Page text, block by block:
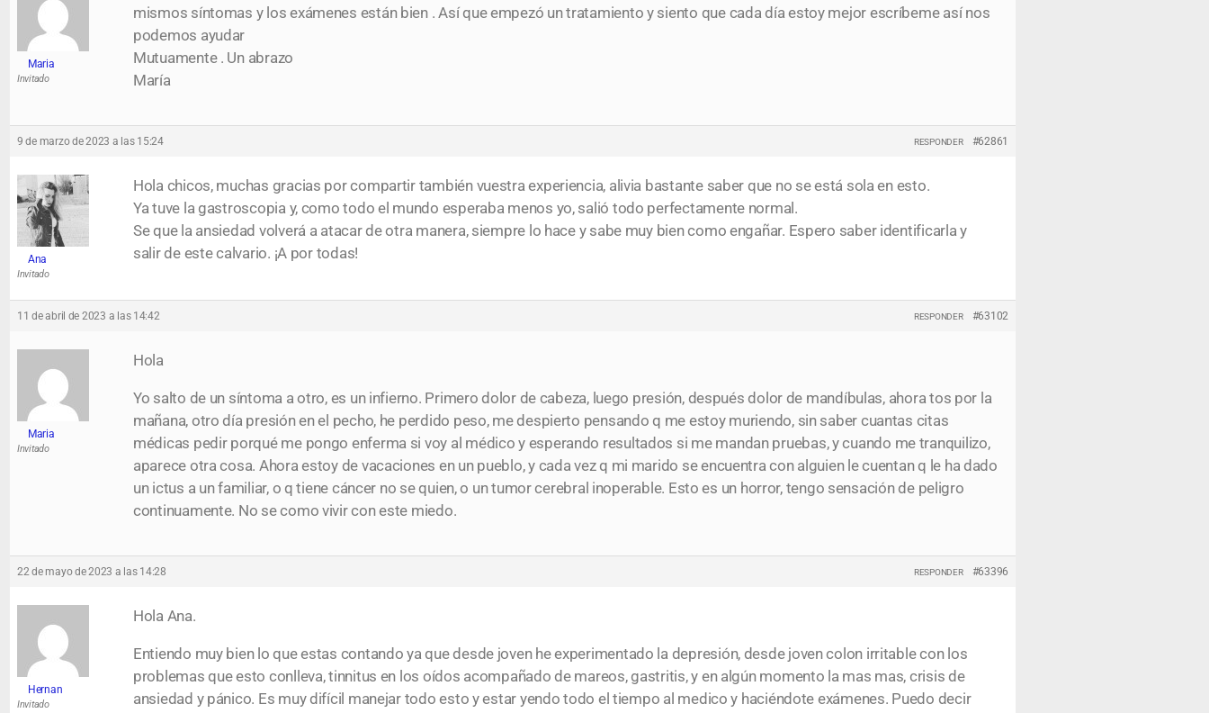
Maria
Invitado
mismos síntomas y los exámenes están bien . Así que empezó un tratamiento y siento que cada día estoy mejor escríbeme así nos
podemos ayudar
Mutuamente . Un abrazo
María
9 de marzo de 2023 a las 15:24 #62861
RESPONDER
Ana
Invitado
Hola chicos, muchas gracias por compartir también vuestra experiencia, alivia bastante saber que no se está sola en esto.
Ya tuve la gastroscopia y, como todo el mundo esperaba menos yo, salió todo perfectamente normal.
Se que la ansiedad volverá a atacar de otra manera, siempre lo hace y sabe muy bien como engañar. Espero saber identificarla y
salir de este calvario. ¡A por todas!
11 de abril de 2023 a las 14:42 #63102
RESPONDER
Maria
Invitado
Hola
Yo salto de un síntoma a otro, es un infierno. Primero dolor de cabeza, luego presión, después dolor de mandíbulas, ahora tos por la
mañana, otro día presión en el pecho, he perdido peso, me despierto pensando q me estoy muriendo, sin saber cuantas citas
médicas pedir porqué me pongo enferma si voy al médico y esperando resultados si me mandan pruebas, y cuando me tranquilizo,
aparece otra cosa. Ahora estoy de vacaciones en un pueblo, y cada vez q mi marido se encuentra con alguien le cuentan q le ha dado
un ictus a un familiar, o q tiene cáncer no se quien, o un tumor cerebral inoperable. Esto es un horror, tengo sensación de peligro
continuamente. No se como vivir con este miedo.
22 de mayo de 2023 a las 14:28 #63396
RESPONDER
Hernan
Invitado
Hola Ana.
Entiendo muy bien lo que estas contando ya que desde joven he experimentado la depresión, desde joven colon irritable con los
problemas que esto conlleva, tinnitus en los oídos acompañado de mareos, gastritis, y en algún momento la mas mas, crisis de
ansiedad y pánico. Es muy difícil manejar todo esto y estar yendo todo el tiempo al medico y haciéndote exámenes. Puedo decir